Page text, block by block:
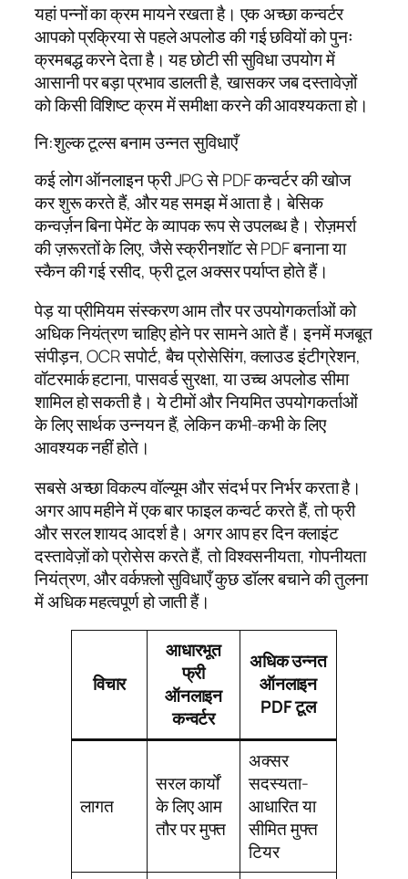
यहां पन्नों का क्रम मायने रखता है। एक अच्छा कन्वर्टर
आपको प्रक्रिया से पहले अपलोड की गई छवियों को पुनः
क्रमबद्ध करने देता है। यह छोटी सी सुविधा उपयोग में
आसानी पर बड़ा प्रभाव डालती है, खासकर जब दस्तावेज़ों
को किसी विशिष्ट क्रम में समीक्षा करने की आवश्यकता हो।
नि:शुल्क टूल्स बनाम उन्नत सुविधाएँ
कई लोग ऑनलाइन फ्री JPG से PDF कन्वर्टर की खोज
कर शुरू करते हैं, और यह समझ में आता है। बेसिक
कन्वर्ज़न बिना पेमेंट के व्यापक रूप से उपलब्ध है। रोज़मर्रा
की ज़रूरतों के लिए, जैसे स्क्रीनशॉट से PDF बनाना या
स्कैन की गई रसीद, फ्री टूल अक्सर पर्याप्त होते हैं।
पेड़ या प्रीमियम संस्करण आम तौर पर उपयोगकर्ताओं को
अधिक नियंत्रण चाहिए होने पर सामने आते हैं। इनमें मजबूत
संपीड़न, OCR सपोर्ट, बैच प्रोसेसिंग, क्लाउड इंटीग्रेशन,
वॉटरमार्क हटाना, पासवर्ड सुरक्षा, या उच्च अपलोड सीमा
शामिल हो सकती है। ये टीमों और नियमित उपयोगकर्ताओं
के लिए सार्थक उन्नयन हैं, लेकिन कभी-कभी के लिए
आवश्यक नहीं होते।
सबसे अच्छा विकल्प वॉल्यूम और संदर्भ पर निर्भर करता है।
अगर आप महीने में एक बार फाइल कन्वर्ट करते हैं, तो फ्री
और सरल शायद आदर्श है। अगर आप हर दिन क्लाइंट
दस्तावेज़ों को प्रोसेस करते हैं, तो विश्वसनीयता, गोपनीयता
नियंत्रण, और वर्कफ़्लो सुविधाएँ कुछ डॉलर बचाने की तुलना
में अधिक महत्वपूर्ण हो जाती हैं।
विचार
आधारभूत
फ्री
ऑनलाइन
कन्वर्टर
अधिक उन्नत
ऑनलाइन
PDF टूल
लागत
सरल कार्यों
के लिए आम
तौर पर मुफ्त
अक्सर
सदस्यता-
आधारित या
सीमित मुफ्त
टियर